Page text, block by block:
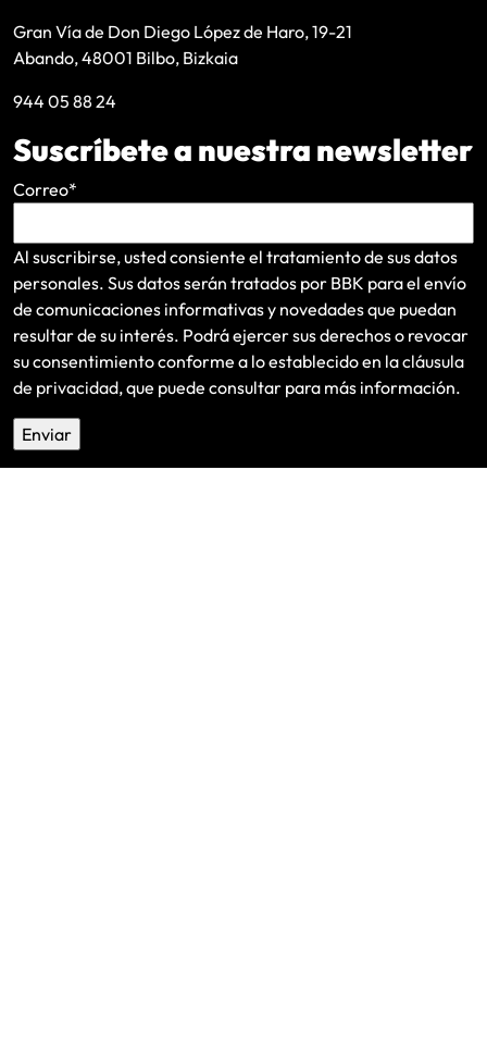
Gran Vía de Don Diego López de Haro, 19-21
Abando, 48001 Bilbo, Bizkaia
944 05 88 24
Suscríbete a nuestra newsletter
Correo*
Al suscribirse, usted consiente el tratamiento de sus datos
personales. Sus datos serán tratados por BBK para el envío
de comunicaciones informativas y novedades que puedan
resultar de su interés. Podrá ejercer sus derechos o revocar
su consentimiento conforme a lo establecido en lacláusula
de privacidad, que puede consultar para más información.